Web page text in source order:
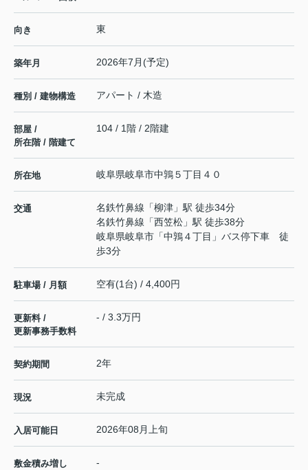
向き 東
築年月 2026年7月(予定)
種別 / 建物構造 アパート / 木造
部屋 /
所在階 / 階建て
104 / 1階 / 2階建
所在地 岐阜県岐阜市中鶉５丁目４０
交通 名鉄竹鼻線 「柳津 」駅 徒歩34分
名鉄竹鼻線 「西笠松 」駅 徒歩38分
岐阜県岐阜市「中鶉４丁目」バス停下車 徒
歩3分
駐車場 / 月額 空有(1台) / 4,400円
更新料 /
更新事務手数料
- / 3.3万円
契約期間 2年
現況 未完成
入居可能日 2026年08月上旬
敷金積み増し -